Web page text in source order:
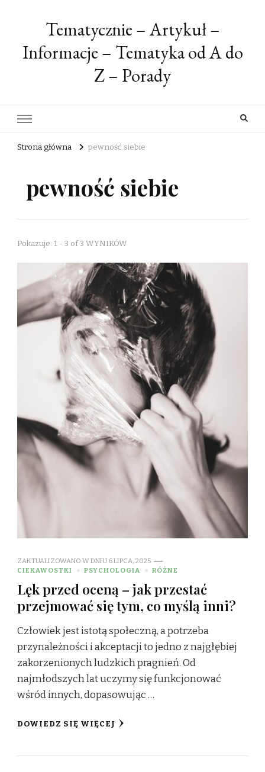
Tematycznie – Artykuł –
Informacje – Tematyka od A do
Z – Porady
Strona główna pewność siebie
pewność siebie
Pokazuje: 1 - 3 of 3 WYNIKÓW
ZAKTUALIZOWANO W DNIU 6 LIPCA, 2025
CIEKAWOSTKI
PSYCHOLOGIA RÓŻNE
Lęk przed oceną – jak przestać
przejmować się tym, co myślą inni?
Człowiek jest istotą społeczną, a potrzeba
przynależności i akceptacji to jedno z najgłębiej
zakorzenionych ludzkich pragnień. Od
najmłodszych lat uczymy się funkcjonować
wśród innych, dopasowując …
DOWIEDZ SIĘ WIĘCEJ